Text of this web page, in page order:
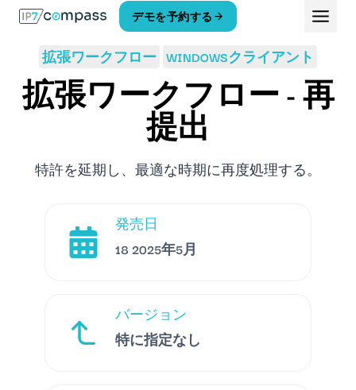
デモを予約する
拡張ワークフロー WINDOWSクライアント
拡張ワークフロー - 再
提出
特許を延期し、最適な時期に再度処理する。
発売日
18 2025年5月
バージョン
特に指定なし